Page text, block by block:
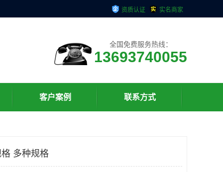
资质认证 实名商家
全国免费服务热线：
13693740055
客户案例 联系方式
多种规格